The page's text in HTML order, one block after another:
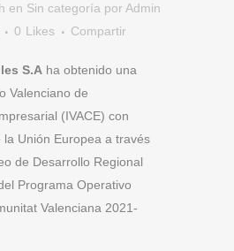
en Sin categoría por Admin
0 Likes Compartir
S.A ha obtenido una
Valenciano de
(IVACE) con
la Unión Europea a través
de Desarrollo Regional
Programa Operativo
Valenciana 2021-